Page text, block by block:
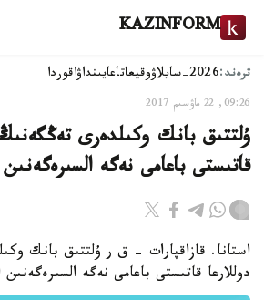
KAZINFORM
ترەند:2026-سايلاۋ وقيعاتاعايىنداۋاقوردا
09:26, 22 ماۋسىم 2017
ۇلتتىق بانك وكىلدەرى تەڭگەنىڭ
قاتىستى باعامى نەگە
استانا. قازاقپارات - ق ر ۇلتتىق بانك
دوللارعا قاتىستى باعامى نەگە السىرەگەنىن